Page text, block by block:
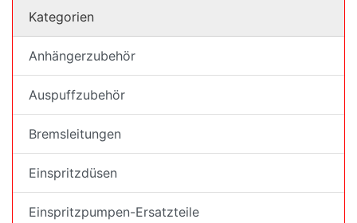
Kategorien
Anhängerzubehör
Auspuffzubehör
Bremsleitungen
Einspritzdüsen
Einspritzpumpen-Ersatzteile